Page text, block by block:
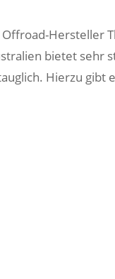
Hersteller
bietet sehr
Hierzu gibt